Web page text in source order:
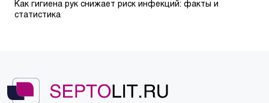
Как гигиена рук снижает риск инфекций: факты и
статистика